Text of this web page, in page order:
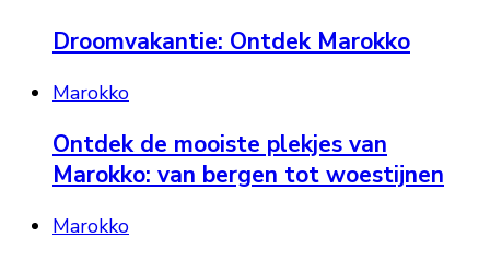
Droomvakantie: Ontdek Marokko
Marokko
Ontdek de mooiste plekjes van
Marokko: van bergen tot woestijnen
Marokko